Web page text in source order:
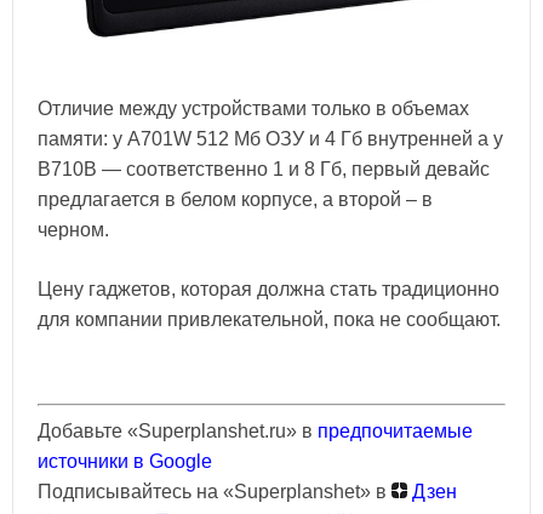
Отличие между устройствами только в объемах
памяти: у A701W 512 Мб ОЗУ и 4 Гб внутренней а у
B710B — соответственно 1 и 8 Гб, первый девайс
предлагается в белом корпусе, а второй – в
черном.
Цену гаджетов, которая должна стать традиционно
для компании привлекательной, пока не сообщают.
Добавьте «Superplanshet.ru» в предпочитаемые
источники в Google
Подписывайтесь на «Superplanshet» в
Дзен